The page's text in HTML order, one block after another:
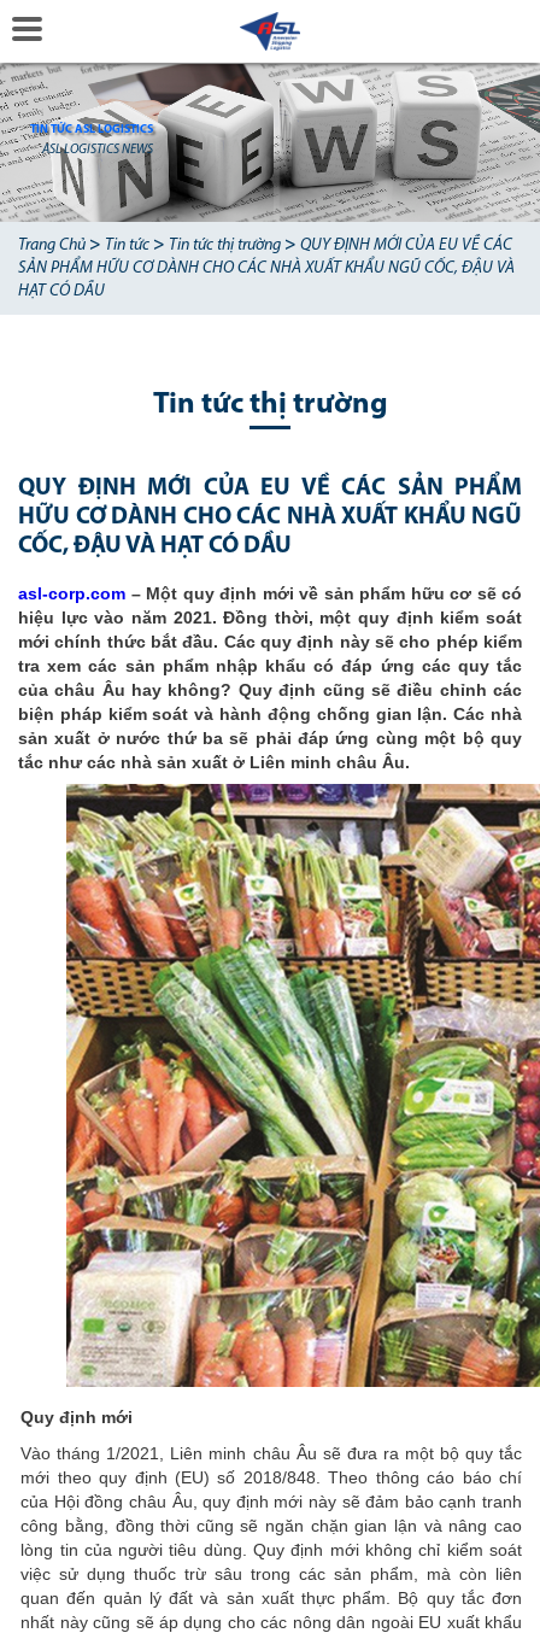
TIN TỨC ASL LOGISTICS
ASL LOGISTICS NEWS
Trang Chủ > Tin tức > Tin tức thị trường > QUY ĐỊNH MỚI CỦA EU VỀ CÁC
SẢN PHẨM HỮU CƠ DÀNH CHO CÁC NHÀ XUẤT KHẨU NGŨ CỐC, ĐẬU VÀ
HẠT CÓ DẦU
Tin tức thị trường
QUY ĐỊNH MỚI CỦA EU VỀ CÁC SẢN PHẨM
HỮU CƠ DÀNH CHO CÁC NHÀ XUẤT KHẨU NGŨ
CỐC, ĐẬU VÀ HẠT CÓ DẦU
asl-corp.com – Một quy định mới về sản phẩm hữu cơ sẽ có
hiệu lực vào năm 2021. Đồng thời, một quy định kiểm soát
mới chính thức bắt đầu. Các quy định này sẽ cho phép kiểm
tra xem các sản phẩm nhập khẩu có đáp ứng các quy tắc
của châu Âu hay không? Quy định cũng sẽ điều chỉnh các
biện pháp kiểm soát và hành động chống gian lận. Các nhà
sản xuất ở nước thứ ba sẽ phải đáp ứng cùng một bộ quy
tắc như các nhà sản xuất ở Liên minh châu Âu.
Quy định mới
Vào tháng 1/2021, Liên minh châu Âu sẽ đưa ra một bộ quy tắc
mới theo quy định (EU) số 2018/848. Theo thông cáo báo chí
của Hội đồng châu Âu, quy định mới này sẽ đảm bảo cạnh tranh
công bằng, đồng thời cũng sẽ ngăn chặn gian lận và nâng cao
lòng tin của người tiêu dùng. Quy định mới không chỉ kiểm soát
việc sử dụng thuốc trừ sâu trong các sản phẩm, mà còn liên
quan đến quản lý đất và sản xuất thực phẩm. Bộ quy tắc đơn
nhất này cũng sẽ áp dụng cho các nông dân ngoài EU xuất khẩu